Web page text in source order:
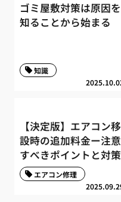
ゴミ屋敷対策は原因を
知ることから始まる
知識
【決定版】エアコン移
設時の追加料金ー注意
すべきポイントと対策
エアコン修理